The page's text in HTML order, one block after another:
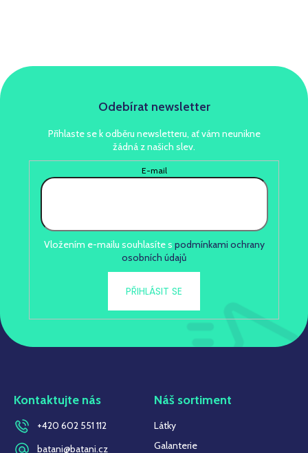
Odebírat newsletter
Přihlaste se k odběru newsletteru, ať vám neunikne
žádná z našich slev.
E-mail
Vložením e-mailu souhlasíte s podmínkami ochrany
osobních údajů
PŘIHLÁSIT SE
Kontaktujte nás
+420 602 551 112
batani@batani.cz
Náš sortiment
Látky
Galanterie